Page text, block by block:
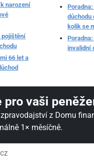
narození
pojištění
66 let a
důchodu
kolik se
invalidní
pro vaši
z Domu
1× měsíčně.